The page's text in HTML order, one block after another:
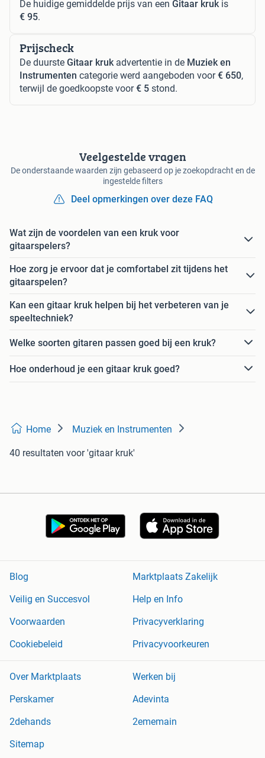
De huidige gemiddelde prijs van een Gitaar krukis
€ 95.
Prijscheck
De duurste Gitaar krukadvertentie in de Muziek en
Instrumenten categorie werd aangeboden voor€ 650,
terwijl de goedkoopste voor€ 5 stond.
Veelgestelde vragen
De onderstaande waarden zijn gebaseerd op je zoekopdracht en de
ingestelde filters
Deel opmerkingen over deze FAQ
Wat zijn de voordelen van een kruk voor
gitaarspelers?
Hoe zorg je ervoor dat je comfortabel zit tijdens het
gitaarspelen?
Kan een gitaar kruk helpen bij het verbeteren van je
speeltechniek?
Welke soorten gitaren passen goed bij een kruk?
Hoe onderhoud je een gitaar kruk goed?
Home Muziek en Instrumenten
40 resultaten voor 'gitaar kruk'
Blog
Marktplaats Zakelijk
Veilig en Succesvol
Help en Info
Voorwaarden
Privacyverklaring
Cookiebeleid
Privacyvoorkeuren
Over Marktplaats
Werken bij
Perskamer
Adevinta
2dehands
2ememain
Sitemap